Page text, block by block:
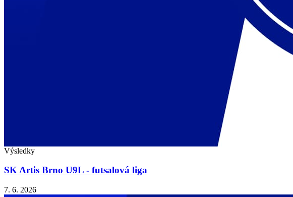
Výsledky
SK Artis Brno U9L - futsalová liga
7. 6. 2026